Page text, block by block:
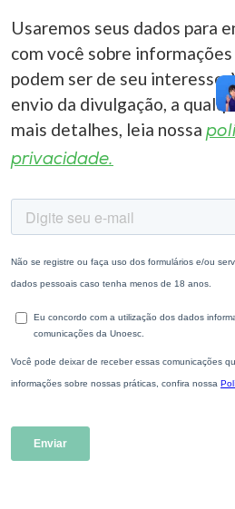
Usaremos seus dados para
com você sobre
podem ser de seu interesse.
envio da divulgação, a
mais detalhes, leia nossa
privacidade.